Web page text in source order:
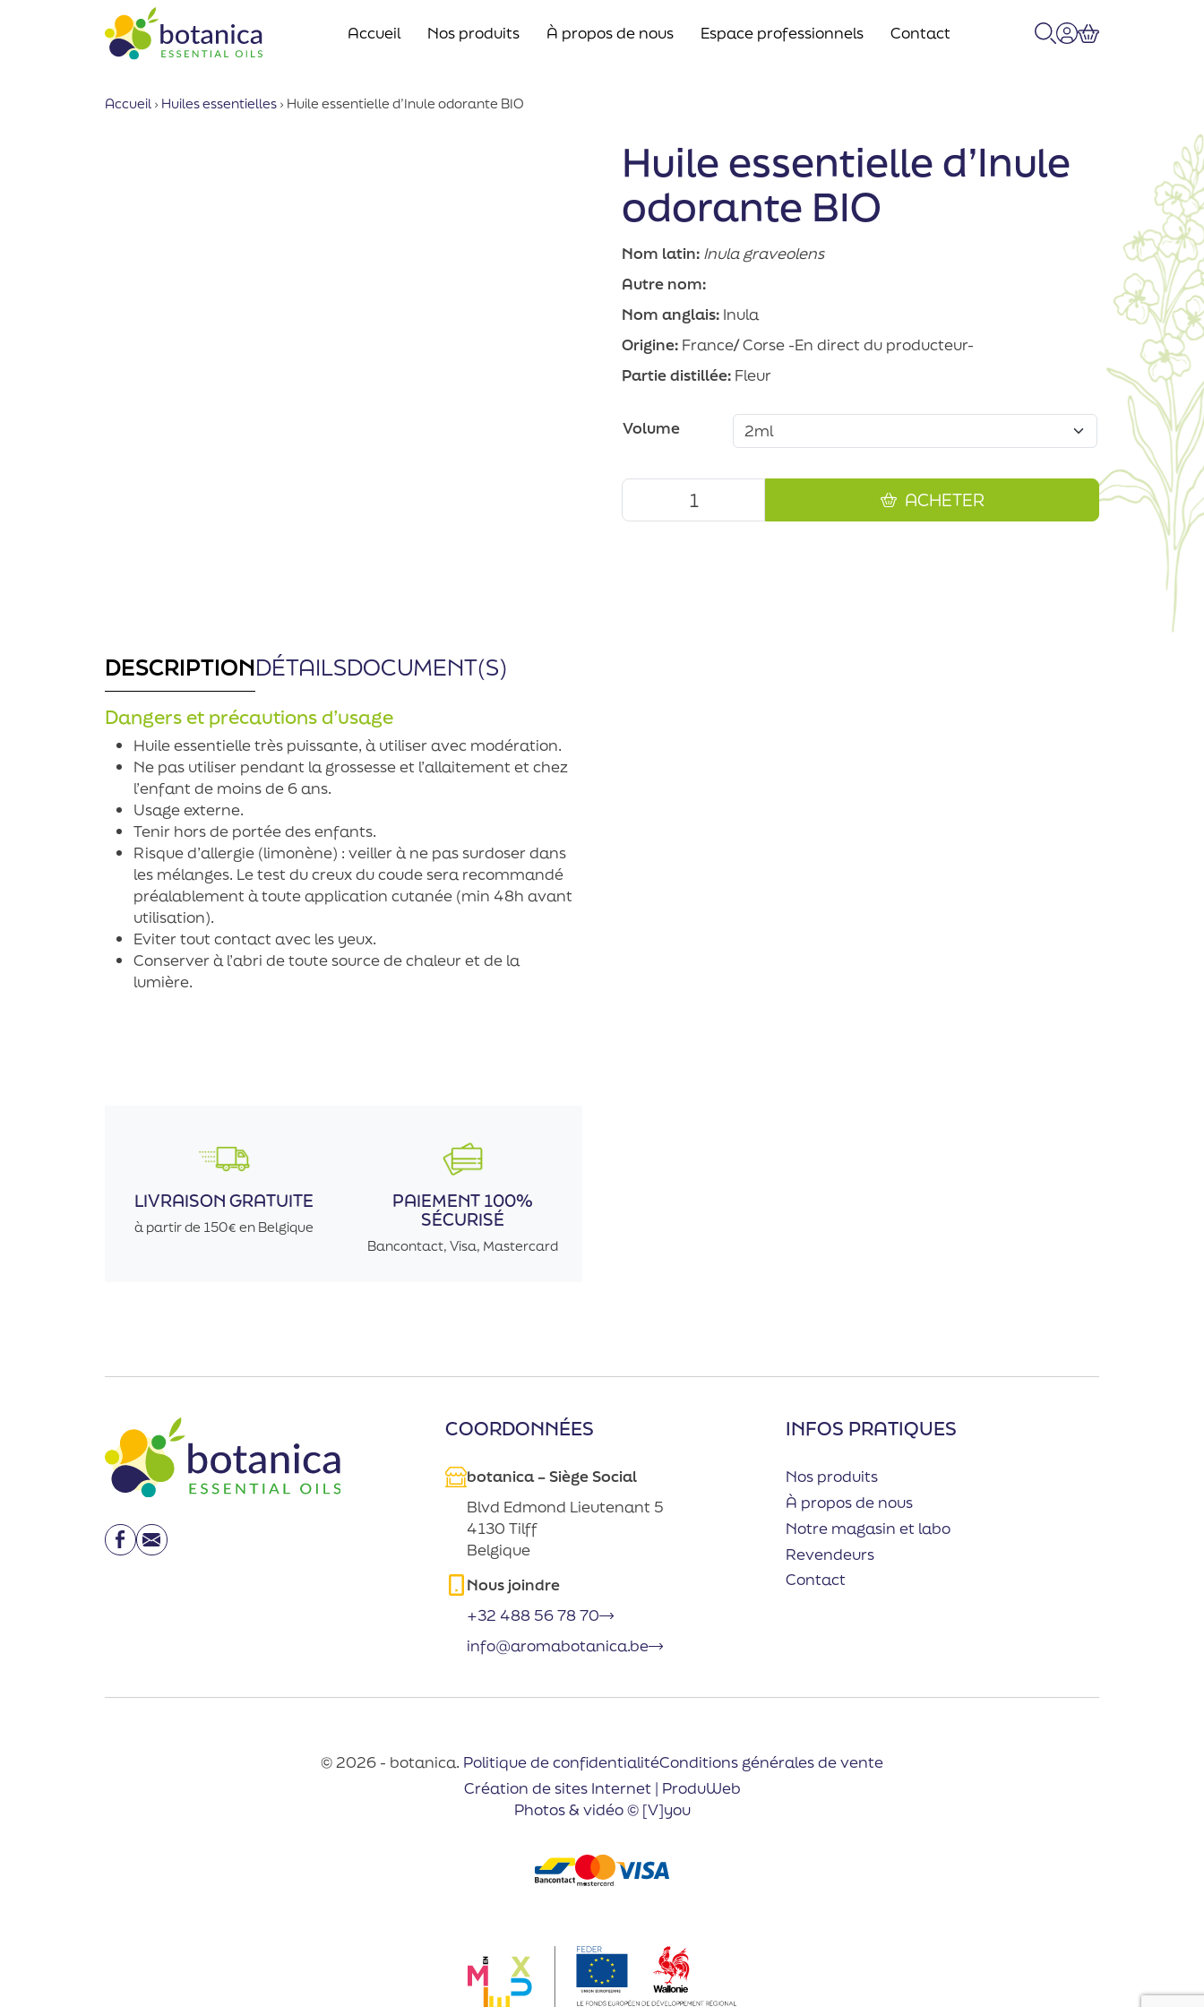
Accueil Nos produits À propos de nous Espace professionnels
Contact
Accueil › Huiles essentielles › Huile essentielle d’Inule odorante BIO
Huile essentielle d’Inule
odorante BIO
Nom latin: Inula graveolens
Autre nom:
Nom anglais: Inula
Origine: France/Corse -En direct du producteur-
Partie distillée: Fleur
Volume
ACHETER
DESCRIPTIONDÉTAILSDOCUMENT(S)
Dangers et précautions d’usage
Huile essentielle très puissante, à utiliser avec modération.
Ne pas utiliser pendant la grossesse et l’allaitement et chez
l’enfant de moins de 6 ans.
Usage externe.
Tenir hors de portée des enfants.
Risque d’allergie (limonène) : veiller à ne pas surdoser dans
les mélanges. Le test du creux du coude sera recommandé
préalablement à toute application cutanée (min 48h avant
utilisation).
Eviter tout contact avec les yeux.
Conserver à l’abri de toute source de chaleur et de la
lumière.
LIVRAISON GRATUITE
à partir de 150€ en Belgique
PAIEMENT 100%
SÉCURISÉ
Bancontact, Visa, Mastercard
COORDONNÉES
botanica – Siège Social
Blvd Edmond Lieutenant 5
4130 Tilff
Belgique
Nous joindre
+32 488 56 78 70
info@aromabotanica.be
INFOS PRATIQUES
Nos produits
À propos de nous
Notre magasin et labo
Revendeurs
Contact
Facebook
Email
© 2026 - botanica. Politique de confidentialitéConditions générales de vente
Création de sites Internet | ProduWeb
Photos & vidéo © [V]you